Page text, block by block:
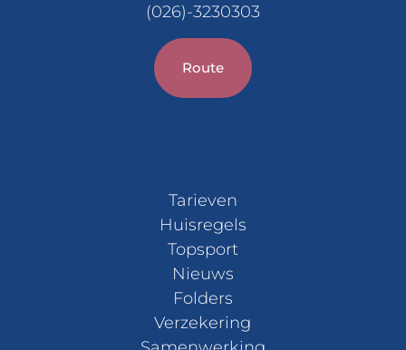
(026)-3230303
Route
Tarieven
Huisregels
Topsport
Nieuws
Folders
Verzekering